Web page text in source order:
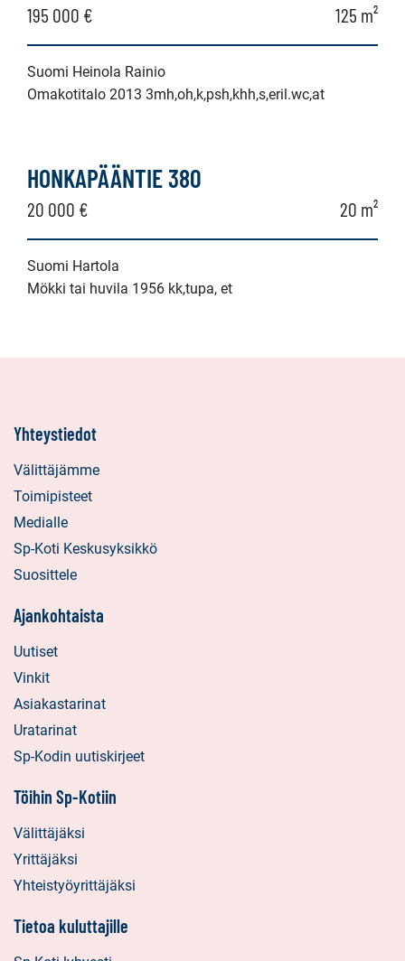
195 000 € 125 m²
Suomi Heinola Rainio
Omakotitalo 2013 3mh,oh,k,psh,khh,s,eril.wc,at
HONKAPÄÄNTIE 380
20 000 € 20 m²
Suomi Hartola
Mökki tai huvila 1956 kk,tupa, et
Yhteystiedot
Välittäjämme
Toimipisteet
Medialle
Sp-Koti Keskusyksikkö
Suosittele
Ajankohtaista
Uutiset
Vinkit
Asiakastarinat
Uratarinat
Sp-Kodin uutiskirjeet
Töihin Sp-Kotiin
Välittäjäksi
Yrittäjäksi
Yhteistyöyrittäjäksi
Tietoa kuluttajille